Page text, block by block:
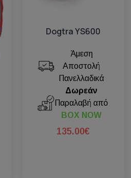
Dogtra YS600
Άμεση
Αποστολή
Πανελλαδικά
Δωρεάν
Παραλαβή από
BOX NOW
135.00€